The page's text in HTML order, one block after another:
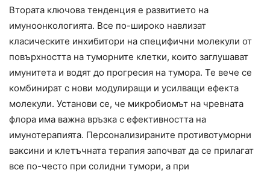
Втората ключова тенденция е развитието на
имуноонкологията. Все по-широко навлизат
класическите инхибитори на специфични молекули от
повърхността на туморните клетки, които заглушават
имунитета и водят до прогресия на тумора. Те вече се
комбинират с нови модулиращи и усилващи ефекта
молекули. Установи се, че микробиомът на чревната
флора има важна връзка с ефективността на
имунотерапията. Персонализираните противотуморни
ваксини и клетъчната терапия започват да се прилагат
все по-често при солидни тумори, а при